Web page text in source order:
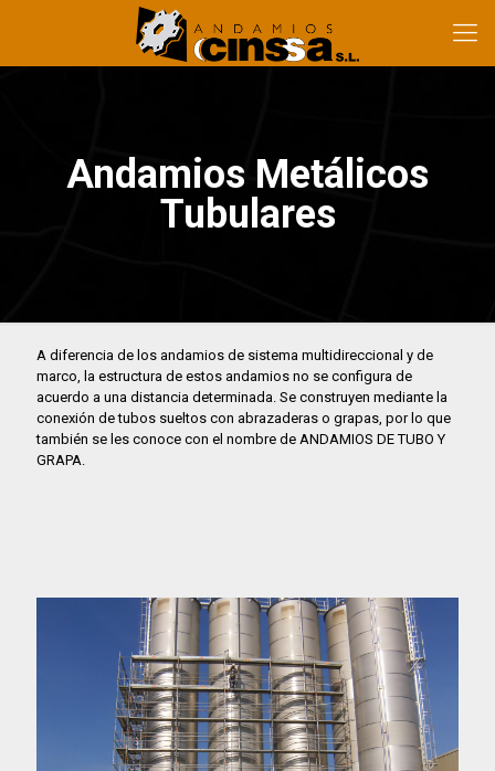
Andamios Metálicos
Tubulares
A diferencia de los andamios de sistema multidireccional y de
marco, la estructura de estos andamios no se configura de
acuerdo a una distancia determinada. Se construyen mediante la
conexión de tubos sueltos con abrazaderas o grapas, por lo que
también se les conoce con el nombre de ANDAMIOS DE TUBO Y
GRAPA.